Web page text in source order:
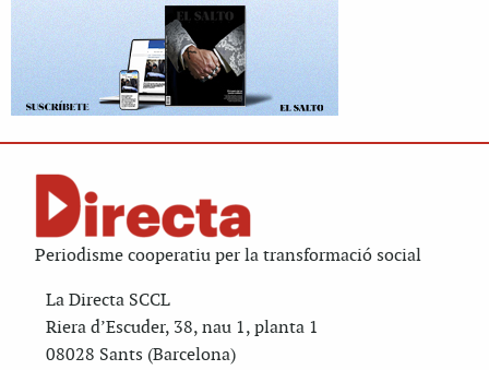
Periodisme cooperatiu per la transformació social
La Directa SCCL
Riera d’Escuder, 38, nau 1, planta 1
08028 Sants (Barcelona)